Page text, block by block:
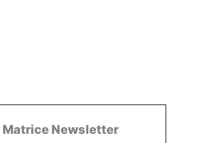
Matrice Newsletter